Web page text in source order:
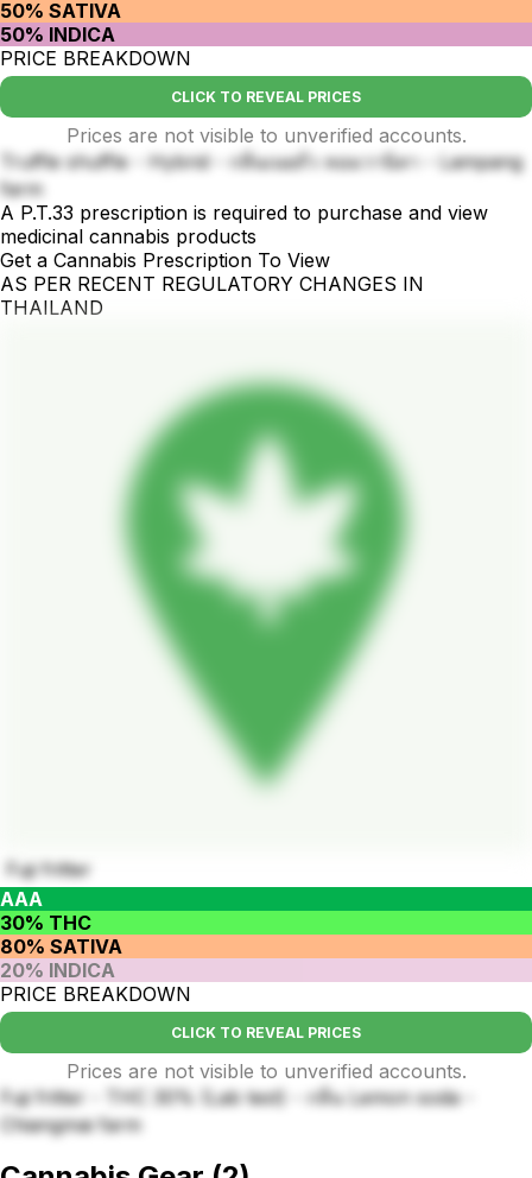
50% SATIVA
50% INDICA
PRICE BREAKDOWN
CLICK TO REVEAL PRICES
Prices are not visible to unverified accounts.
Truffle shuffle - Hybrid - กลิ่นเนยถั่ว หอมวานิลา - Lampang
farm
A P.T.33 prescription is required to purchase and view
medicinal cannabis products
Get a Cannabis Prescription To View
AS PER RECENT REGULATORY CHANGES IN
THAILAND
Fuji fritter
AAA
30% THC
80% SATIVA
20% INDICA
PRICE BREAKDOWN
CLICK TO REVEAL PRICES
Prices are not visible to unverified accounts.
Fuji fritter - THC 30% (Lab test) - กลิ่น Lemon soda -
Chiangmai farm